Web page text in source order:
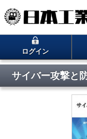
ログイン
サイバー攻撃と